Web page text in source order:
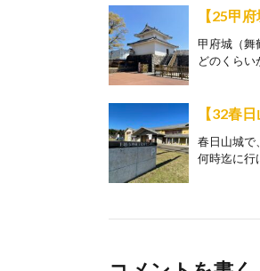
【25甲
甲府城（舞
どのくら
【32春
春日山城で
何時迄に行